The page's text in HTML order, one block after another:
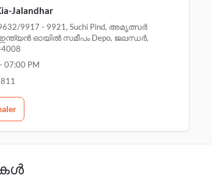
Jalandhar
9917 - 9921, Suchi Pind, അമൃത്സർ
ഓയിൽ സമീപം Depo, ജലന്ധർ,
- 07:00 PM